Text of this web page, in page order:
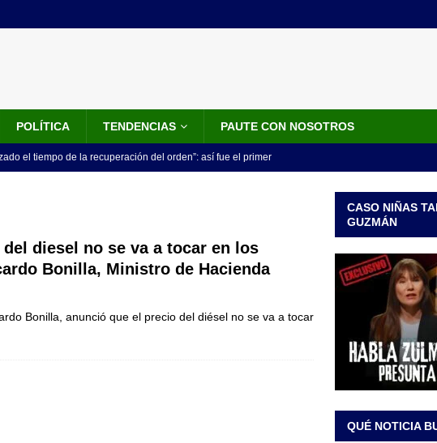
POLÍTICA TENDENCIAS PAUTE CON NOSOTROS
el tiempo de la recuperación del orden”: así fue el primer
LO ÚLTIMO
de Abelardo De La Espriella: recibirá la banda presidencial
en el Cantón Pichincha
no asistirá a la posesión de Abelardo de la Espriella y llama a
diesel no se va a tocar en los
Bonilla, Ministro de Hacienda
Bonilla, anunció que el precio del diésel no se va a tocar
CASO NIÑAS
GUZMÁN
QUÉ NOTICIA